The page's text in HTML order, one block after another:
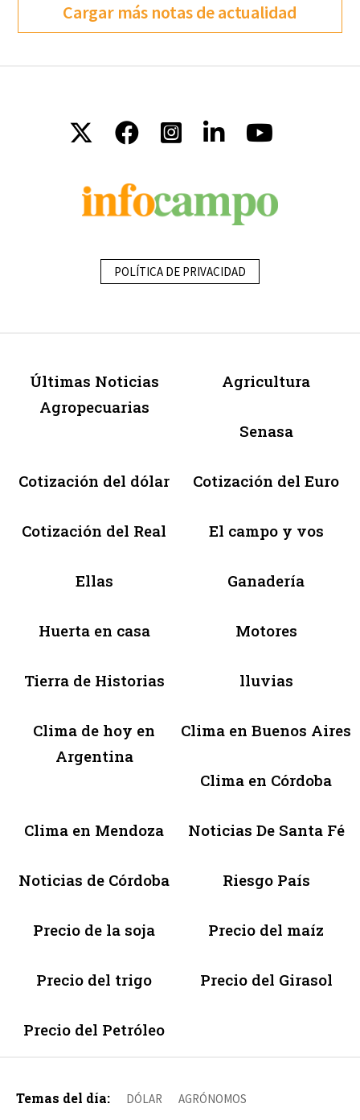
Cargar más notas de actualidad
POLÍTICA DE PRIVACIDAD
Últimas Noticias
Agropecuarias
Agricultura
Senasa
Cotización del dólar Cotización del Euro
Cotización del Real El campo y vos
Ellas Ganadería
Huerta en casa Motores
Tierra de Historias lluvias
Clima de hoy en
Argentina
Clima en Buenos Aires
Clima en Córdoba
Clima en Mendoza Noticias De Santa Fé
Noticias de Córdoba Riesgo País
Precio de la soja Precio del maíz
Precio del trigo Precio del Girasol
Precio del Petróleo
Temas del día: DÓLAR AGRÓNOMOS